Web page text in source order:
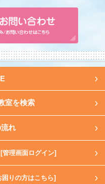
室を検索
れ
[管理画面ログイン]
困りの方はこちら]